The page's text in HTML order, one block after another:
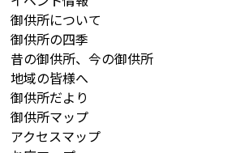
御供所について
御供所の四季
昔の御供所、今の御供所
地域の皆様へ
御供所だより
御供所マップ
アクセスマップ